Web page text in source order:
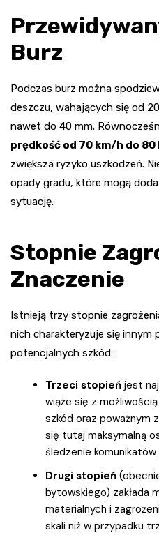
Burz
Podczas burz można
deszczu, wahających się od
nawet do 40 mm.
prędkość od 70 km/h do 80
zwiększa ryzyko uszkodzeń.
opady gradu, które mogą
sytuację.
Stopnie
Znaczenie
Istnieją trzy stopnie
nich charakteryzuje się innym
potencjalnych szkód:
Trzeci stopień jest
wiąże się z
szkód oraz poważnym
się tutaj maksymalną
śledzenie
Drugi stopień
bytowskiego) zakłada
materialnych i
skali niż w przypadku